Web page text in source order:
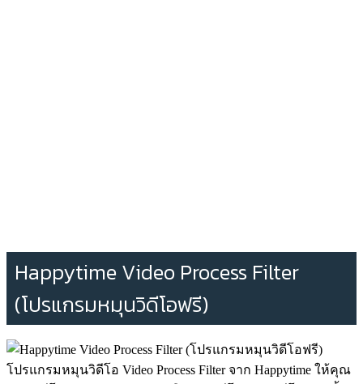
Happytime Video Process Filter
(โปรแกรมหมุนวิดีโอฟรี)
โปรแกรมหมุนวิดีโอ Video Process Filter จาก Happytime ให้คุณ